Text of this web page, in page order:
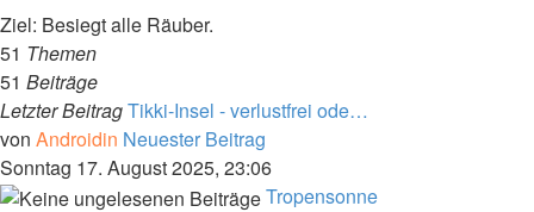
Ziel: Besiegt alle Räuber.
51 Themen
51 Beiträge
Letzter BeitragTikki-Insel - verlustfrei ode…
von Androidin Neuester Beitrag
Sonntag 17. August 2025, 23:06
Tropensonne